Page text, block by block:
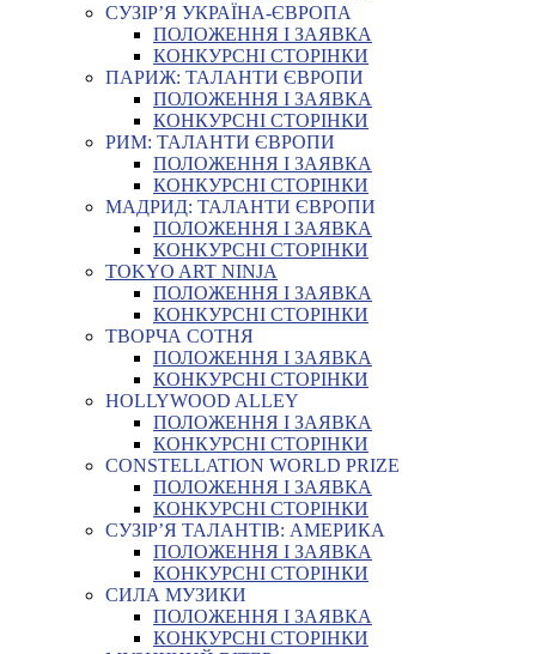
СУЗІР’Я УКРАЇНА-ЄВРОПА
ПОЛОЖЕННЯ І ЗАЯВКА
КОНКУРСНІ СТОРІНКИ
ПАРИЖ: ТАЛАНТИ ЄВРОПИ
ПОЛОЖЕННЯ І ЗАЯВКА
КОНКУРСНІ СТОРІНКИ
РИМ: ТАЛАНТИ ЄВРОПИ
ПОЛОЖЕННЯ І ЗАЯВКА
КОНКУРСНІ СТОРІНКИ
МАДРИД: ТАЛАНТИ ЄВРОПИ
ПОЛОЖЕННЯ І ЗАЯВКА
КОНКУРСНІ СТОРІНКИ
TOKYO ART NINJA
ПОЛОЖЕННЯ І ЗАЯВКА
КОНКУРСНІ СТОРІНКИ
ТВОРЧА СОТНЯ
ПОЛОЖЕННЯ І ЗАЯВКА
КОНКУРСНІ СТОРІНКИ
HOLLYWOOD ALLEY
ПОЛОЖЕННЯ І ЗАЯВКА
КОНКУРСНІ СТОРІНКИ
CONSTELLATION WORLD PRIZE
ПОЛОЖЕННЯ І ЗАЯВКА
КОНКУРСНІ СТОРІНКИ
СУЗІР’Я ТАЛАНТІВ: АМЕРИКА
ПОЛОЖЕННЯ І ЗАЯВКА
КОНКУРСНІ СТОРІНКИ
СИЛА МУЗИКИ
ПОЛОЖЕННЯ І ЗАЯВКА
КОНКУРСНІ СТОРІНКИ